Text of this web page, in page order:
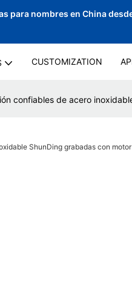
para nombres en China
CUSTOMIZATION
confiables de acero